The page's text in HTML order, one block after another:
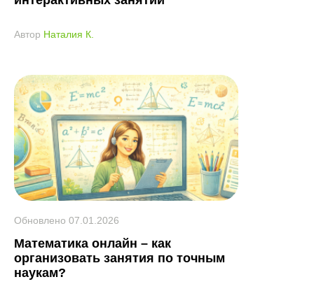
Автор Наталия К.
Обновлено 07.01.2026
Математика онлайн – как
организовать занятия по точным
наукам?